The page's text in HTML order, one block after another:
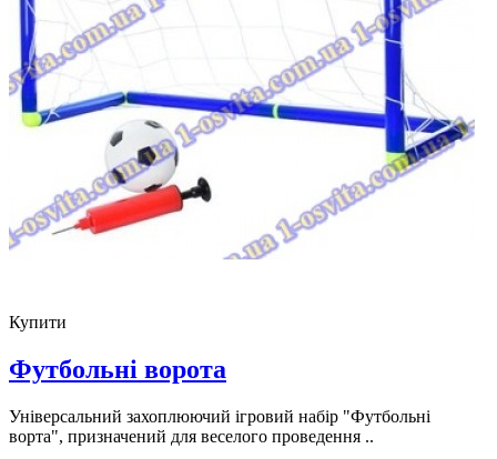
Купити
Футбольні ворота
Універсальний захоплюючий ігровий набір "Футбольні
ворта", призначений для веселого проведення ..